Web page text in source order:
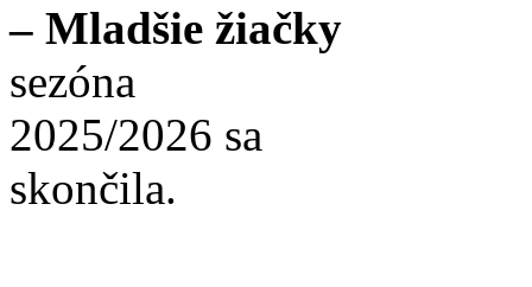
– Mladšie žiačky
sezóna
2025/2026 sa
skončila.